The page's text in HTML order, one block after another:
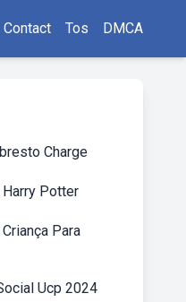
Contact Tos DMCA
Charge
Potter
Para
Ucp 2024